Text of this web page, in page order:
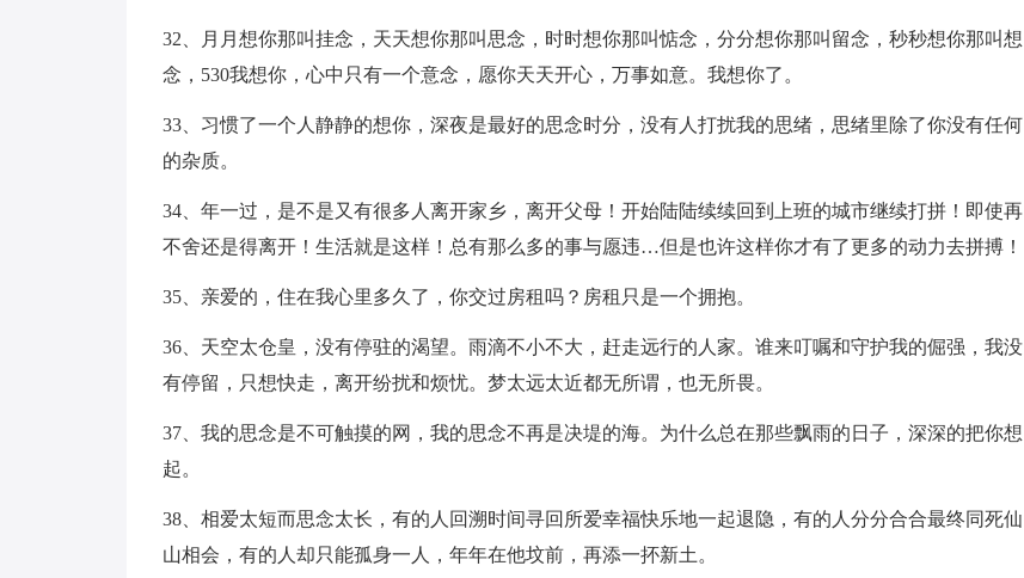
32、月月想你那叫挂念，天天想你那叫思念，时时想你那叫惦念，分分想你那叫留念，秒秒想你那叫想
念，530我想你，心中只有一个意念，愿你天天开心，万事如意。我想你了。
33、习惯了一个人静静的想你，深夜是最好的思念时分，没有人打扰我的思绪，思绪里除了你没有任何
的杂质。
34、年一过，是不是又有很多人离开家乡，离开父母！开始陆陆续续回到上班的城市继续打拼！即使再
不舍还是得离开！生活就是这样！总有那么多的事与愿违…但是也许这样你才有了更多的动力去拼搏！
35、亲爱的，住在我心里多久了，你交过房租吗？房租只是一个拥抱。
36、天空太仓皇，没有停驻的渴望。雨滴不小不大，赶走远行的人家。谁来叮嘱和守护我的倔强，我没
有停留，只想快走，离开纷扰和烦忧。梦太远太近都无所谓，也无所畏。
37、我的思念是不可触摸的网，我的思念不再是决堤的海。为什么总在那些飘雨的日子，深深的把你想
起。
38、相爱太短而思念太长，有的人回溯时间寻回所爱幸福快乐地一起退隐，有的人分分合合最终同死仙
山相会，有的人却只能孤身一人，年年在他坟前，再添一抔新土。